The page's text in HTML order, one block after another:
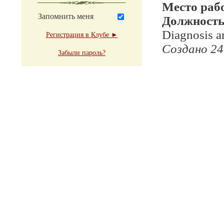
Запомнить меня
Регистрация в Клубе ►
Забыли пароль?
Место
Diagnosis
Создано